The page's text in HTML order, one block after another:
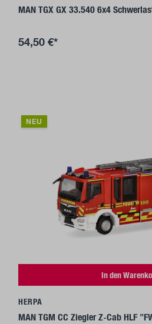
MAN TGX GX 33.540 6x4
54,50 €*
NEU
In den
HERPA
MAN TGM CC Ziegler Z-Cab HLF